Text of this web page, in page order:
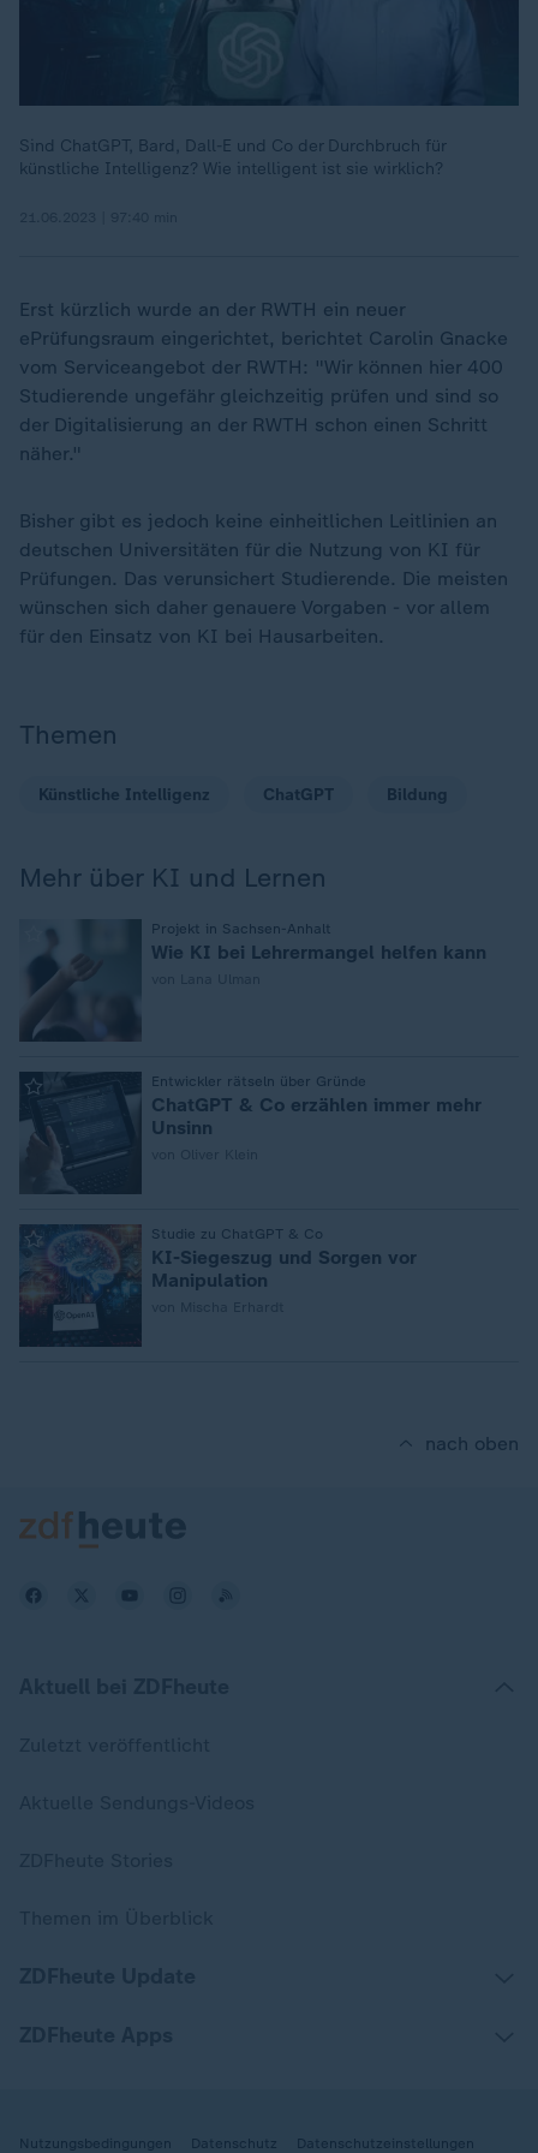
Sind ChatGPT, Bard, Dall-E und Co der Durchbruch für
künstliche Intelligenz? Wie intelligent ist sie wirklich?
Erst kürzlich wurde an der RWTH ein neuer
ePrüfungsraum eingerichtet, berichtet Carolin Gnacke
vom Serviceangebot der RWTH: "Wir können hier 400
Studierende ungefähr gleichzeitig prüfen und sind so
der Digitalisierung an der RWTH schon einen Schritt
näher."
Bisher gibt es jedoch keine einheitlichen Leitlinien an
deutschen Universitäten für die Nutzung von KI für
Prüfungen. Das verunsichert Studierende. Die meisten
wünschen sich daher genauere Vorgaben - vor allem
für den Einsatz von KI bei Hausarbeiten.
Themen
Künstliche Intelligenz ChatGPT Bildung
Mehr über KI und Lernen
Projekt in Sachsen-Anhalt
Wie KI bei Lehrermangel helfen kann
Entwickler rätseln über Gründe
ChatGPT & Co erzählen immer mehr
Unsinn
Studie zu ChatGPT & Co
KI-Siegeszug und Sorgen vor
Manipulation
nach oben
Nutzungsbedingungen Datenschutz Datenschutzeinstellungen